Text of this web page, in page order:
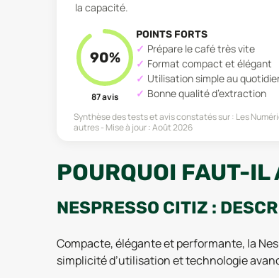
la capacité.
90%
87avis
POINTS FORTS
Prépare le café très vite
Format compact et élégant
Utilisation simple au
Bonne qualité d’extraction
Synthèse des tests et avis constatés sur : Les
autres Mise à jour :Août 2026
POURQUOI FAUT-IL
NESPRESSO CITIZ :
Compacte, élégante et performante, la
simplicité d’utilisation et technologie